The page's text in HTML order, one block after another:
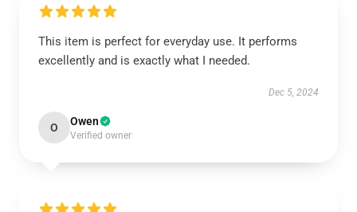
This item is perfect for everyday use. It performs
excellently and is exactly what I needed.
Dec 5, 2024
O Owen
Verified owner